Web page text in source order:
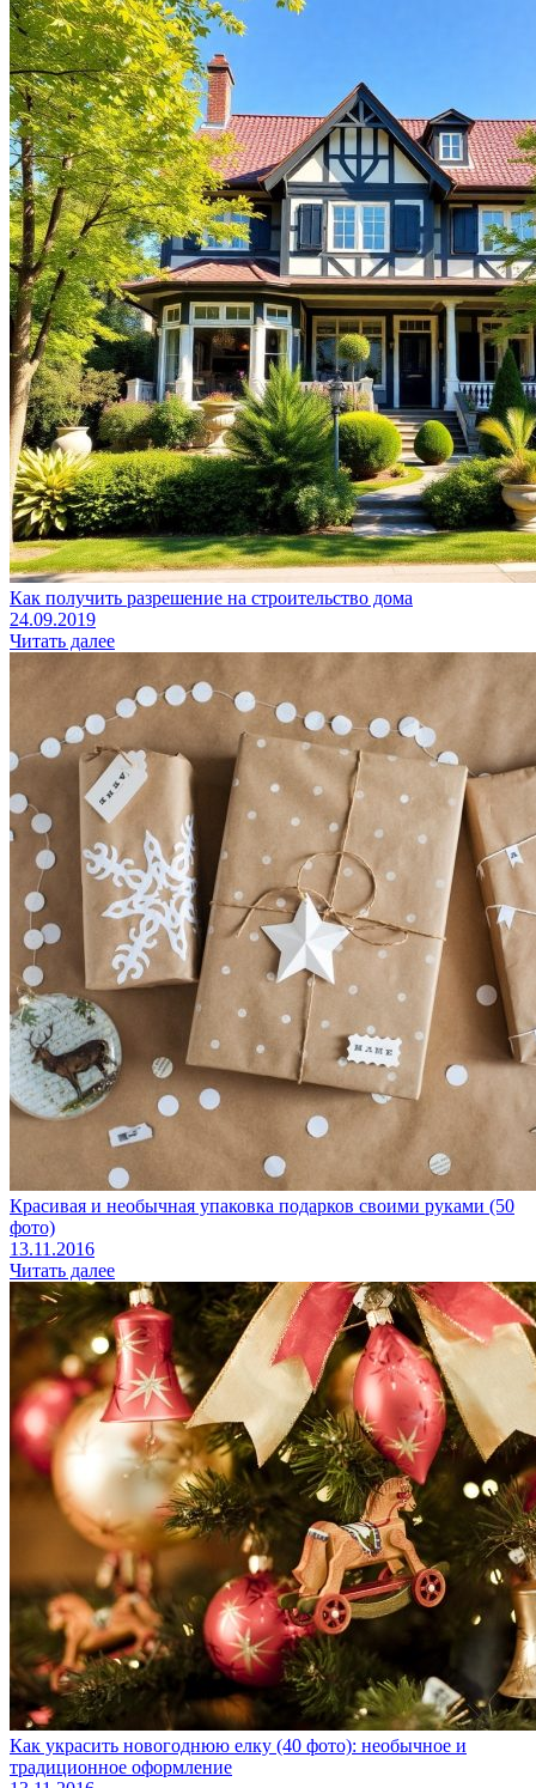
Как получить разрешение на строительство дома
24.09.2019
Читать далее
Красивая и необычная упаковка подарков своими руками (50
фото)
13.11.2016
Читать далее
Как украсить новогоднюю елку (40 фото): необычное и
традиционное оформление